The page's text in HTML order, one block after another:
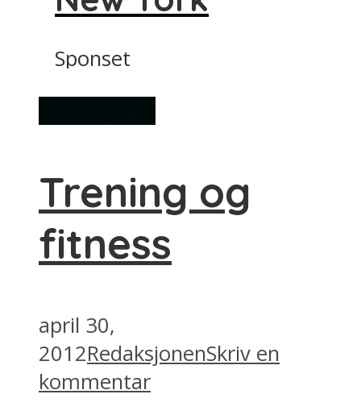
Sponset
Trening og
fitness
april 30,
2012RedaksjonenSkriv en
kommentar